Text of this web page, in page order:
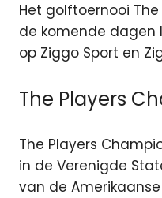
Het golftoernooi
de komende dagen
op Ziggo Sport en
The Players
The Players
in de Verenigde
van de Amerikaanse